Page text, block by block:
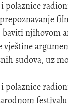
polaznice
njihovom
vještine
sudova, uz
i polaznice